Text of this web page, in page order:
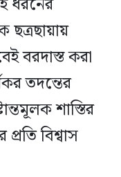
বরদাস্ত করা
তদন্তের
শাস্তির
বিশ্বাস